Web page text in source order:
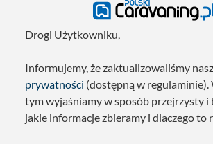
Drogi Użytkowniku,
Informujemy, że zaktualizowaliśmy
prywatności (dostępną w regulaminie).
tym wyjaśniamy w sposób przejrzysty i
jakie informacje zbieramy i dlaczego to